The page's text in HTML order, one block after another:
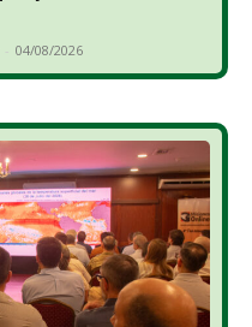
- 04/08/2026